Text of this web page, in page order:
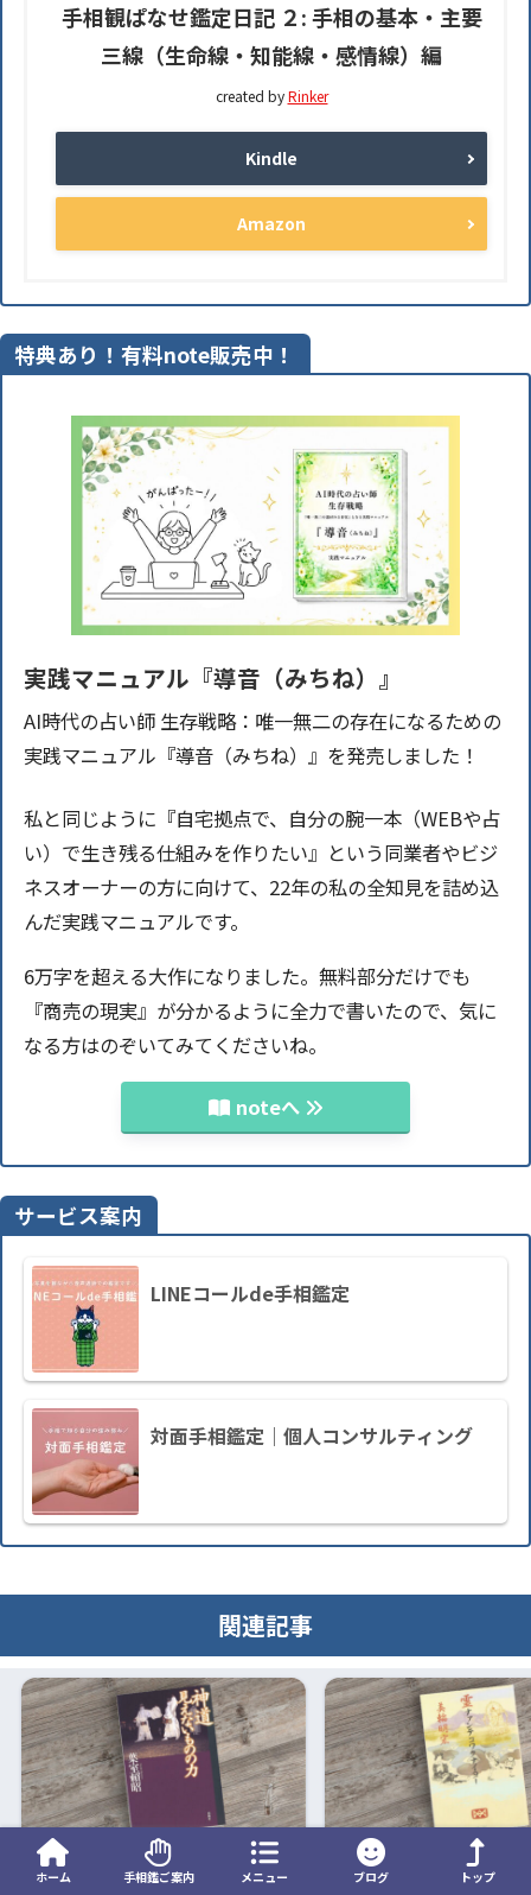
手相観ぱなせ鑑定日記 ２: 手相の基本・主要
三線（生命線・知能線・感情線）編
created byRinker
Kindle
Amazon
特典あり！有料note販売中！
実践マニュアル『導音（みちね）』
AI時代の占い師 生存戦略：唯一無二の存在になるための
実践マニュアル『導音（みちね）』を発売しました！
私と同じように『自宅拠点で、自分の腕一本（WEBや占
い）で生き残る仕組みを作りたい』という同業者やビジ
ネスオーナーの方に向けて、22年の私の全知見を詰め込
んだ実践マニュアルです。
6万字を超える大作になりました。無料部分だけでも
『商売の現実』が分かるように全力で書いたので、気に
なる方はのぞいてみてくださいね。
noteへ
サービス案内
LINEコールde手相鑑定
対面手相鑑定｜個人コンサルティング
関連記事
神道 見えないものの力｜努力し
美輪明宏さんに学ぶ【
ホーム 手相鑑ご案内 メニュー ブログ トップ